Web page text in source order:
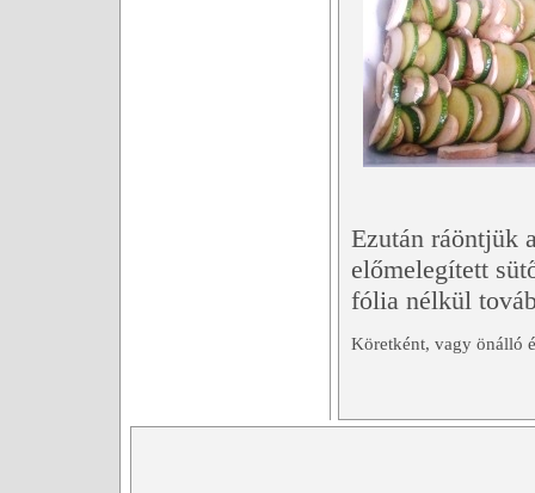
Ezután ráöntjük
előmelegített
fólia nélkül
Köretként, vagy önálló